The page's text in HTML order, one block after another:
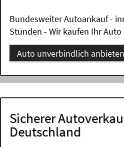
Bundesweiter Autoankauf -
Stunden - Wir kaufen Ihr
Auto unverbindlich
Sicherer
Deutschland